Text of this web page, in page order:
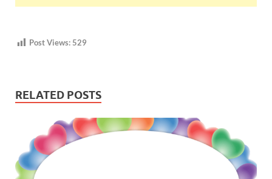
Post Views: 529
RELATED POSTS